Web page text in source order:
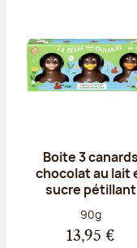
Boite 3 canards
chocolat au lait
sucre pétillant
Poids net :
90g
13,95 €